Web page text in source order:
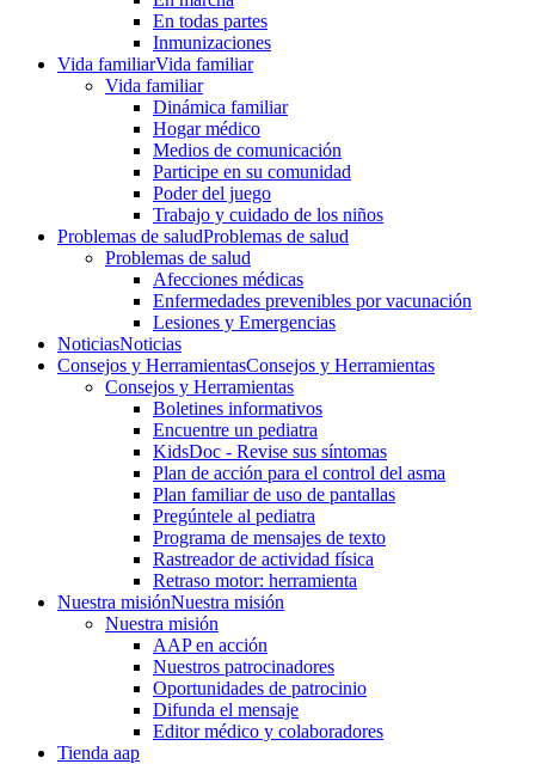
En todas partes
Inmunizaciones
Vida familiarVida familiar
Vida familiar
Dinámica familiar
Hogar médico
Medios de comunicación
Participe en su comunidad
Poder del juego
Trabajo y cuidado de los niños
Problemas de saludProblemas de salud
Problemas de salud
Afecciones médicas
Enfermedades prevenibles por vacunación
Lesiones y Emergencias
NoticiasNoticias
Consejos y HerramientasConsejos y Herramientas
Consejos y Herramientas
Boletines informativos
Encuentre un pediatra
KidsDoc - Revise sus síntomas
Plan de acción para el control del asma
Plan familiar de uso de pantallas
Pregúntele al pediatra
Programa de mensajes de texto
Rastre​​ador de activida​d física
Retraso motor: herramienta
Nuestra misiónNuestra misión
Nuestra misión
AAP en acción
Nuestros patrocinadores
Oportunidades de patrocinio
Difunda el mensaje
Editor médico y colaboradores
Tienda aap